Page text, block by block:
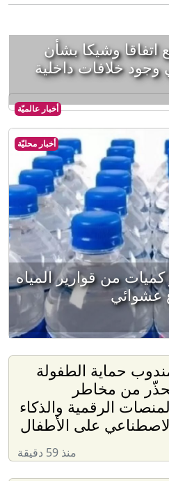
أخبار عالميّة
اتفاقا وشيكا بشأن
خلافات داخلية
أخبار محليّة
من قوارير المياه
عشوائي
حماية الطفولة
من مخاطر
الرقمية والذكاء
على الأطفال
منذ 59 دقيقة